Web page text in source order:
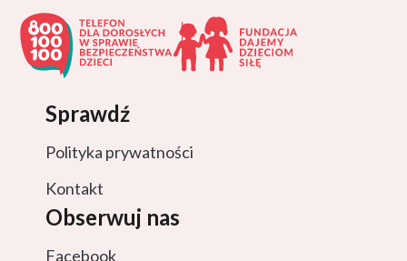
Sprawdź
Polityka prywatności
Kontakt
Obserwuj nas
Facebook